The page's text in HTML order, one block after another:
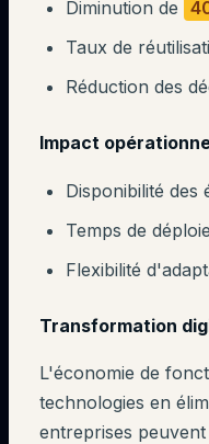
Diminution de
Taux de
Réduction des
Impact
Disponibilité des
Temps de
Flexibilité
Transformation
L'économie de
technologies en
entreprises